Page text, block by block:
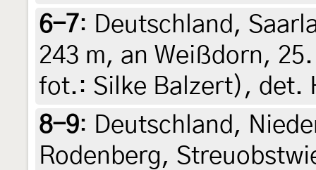
6-7: Deutschland,
243 m, an Weißdorn,
fot.: Silke Balzert), det.
8-9: Deutschland,
Rodenberg,